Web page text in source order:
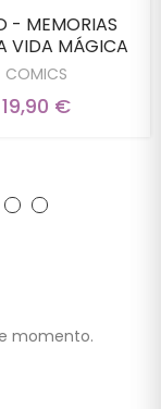
- MEMORIAS
VIDA MÁGICA
COMICS
19,90 €
momento.